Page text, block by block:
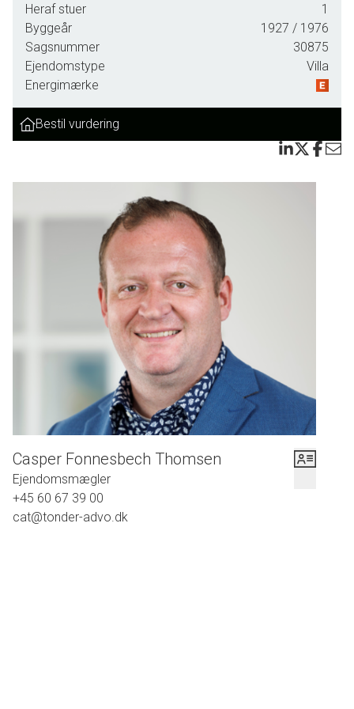
Heraf stuer
1
Byggeår
1927 / 1976
Sagsnummer
30875
Ejendomstype
Villa
Energimærke
Bestil vurdering
Casper Fonnesbech Thomsen
Ejendomsmægler
+45 60 67 39 00
cat@tonder-advo.dk